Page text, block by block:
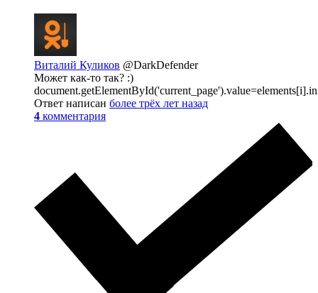
Виталий Куликов @DarkDefender
Может как-то так? :)
Ответ написан более трёх лет назад
4 комментария